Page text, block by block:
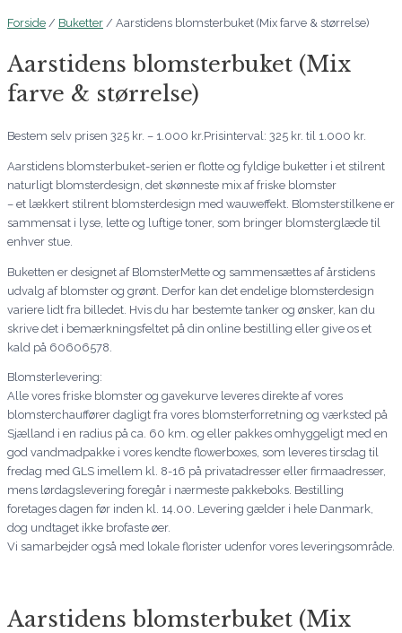
Forside / Buketter / Aarstidens blomsterbuket (Mix farve & størrelse)
Aarstidens blomsterbuket (Mix
farve & størrelse)
Bestem selv prisen 325 kr. – 1.000 kr.Prisinterval: 325 kr. til 1.000 kr.
Aarstidens blomsterbuket-serien er flotte og fyldige buketter i et stilrent
naturligt blomsterdesign, det skønneste mix af friske blomster
– et lækkert stilrent blomsterdesign med wauweffekt. Blomsterstilkene er
sammensat i lyse, lette og luftige toner, som bringer blomsterglæde til
enhver stue.
Buketten er designet af BlomsterMette og sammensættes af årstidens
udvalg af blomster og grønt. Derfor kan det endelige blomsterdesign
variere lidt fra billedet. Hvis du har bestemte tanker og ønsker, kan du
skrive det i bemærkningsfeltet på din online bestilling eller give os et
kald på 60606578.
Blomsterlevering:
Alle vores friske blomster og gavekurve leveres direkte af vores
blomsterchauffører dagligt fra vores blomsterforretning og værksted på
Sjælland i en radius på ca. 60 km. og eller pakkes omhyggeligt med en
god vandmadpakke i vores kendte flowerboxes, som leveres tirsdag til
fredag med GLS imellem kl. 8-16 på privatadresser eller firmaadresser,
mens lørdagslevering foregår i nærmeste pakkeboks. Bestilling
foretages dagen før inden kl. 14.00. Levering gælder i hele Danmark,
dog undtaget ikke brofaste øer.
Vi samarbejder også med lokale florister udenfor vores leveringsområde.
Aarstidens blomsterbuket (Mix